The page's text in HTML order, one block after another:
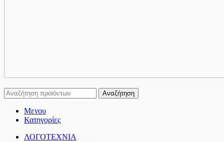
Αναζήτηση
Μενου
Κατηγορίες
ΛΟΓΟΤΕΧΝΙΑ